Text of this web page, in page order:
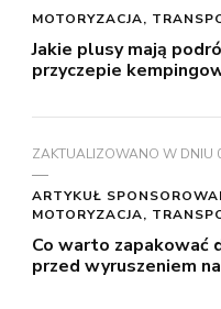
MOTORYZACJA,
Jakie plusy mają
przyczepie
ZAKTUALIZOWANO W DNIU
ARTYKUŁ
MOTORYZACJA,
Co warto zapakować
przed wyruszeniem